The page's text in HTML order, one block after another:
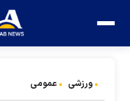
ورزشی عمومی